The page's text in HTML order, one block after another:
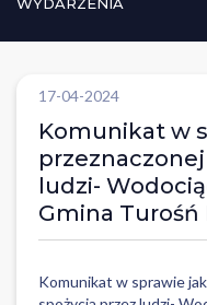
17-04-2024
Komunikat w
ludzi-
Gmina Turośń
Komunikat w sprawie